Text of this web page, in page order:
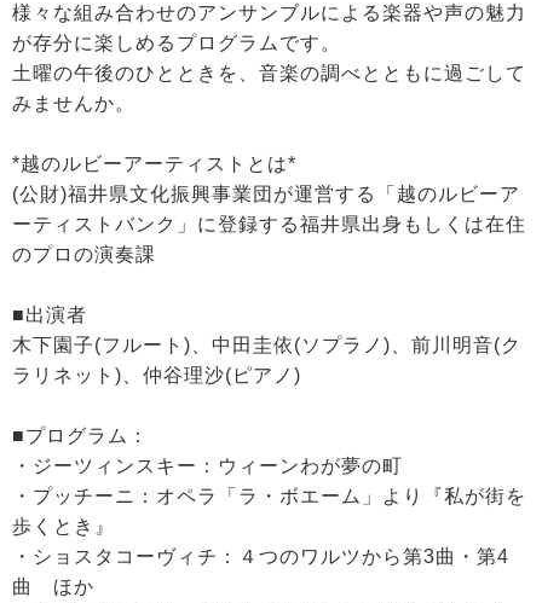
様々な組み合わせのアンサンブルによる楽器や声の魅力
が存分に楽しめるプログラムです。
土曜の午後のひとときを、音楽の調べとともに過ごして
みませんか。
*越のルビーアーティストとは*
(公財)福井県文化振興事業団が運営する「越のルビーア
ーティストバンク」に登録する福井県出身もしくは在住
のプロの演奏課
■出演者
木下園子(フルート)、中田圭依(ソプラノ)、前川明音(ク
ラリネット)、仲谷理沙(ピアノ)
■プログラム：
・ジーツィンスキー：ウィーンわが夢の町
・プッチーニ：オペラ「ラ・ボエーム」より『私が街を
歩くとき』
・ショスタコーヴィチ：４つのワルツから第3曲・第4
曲 ほか